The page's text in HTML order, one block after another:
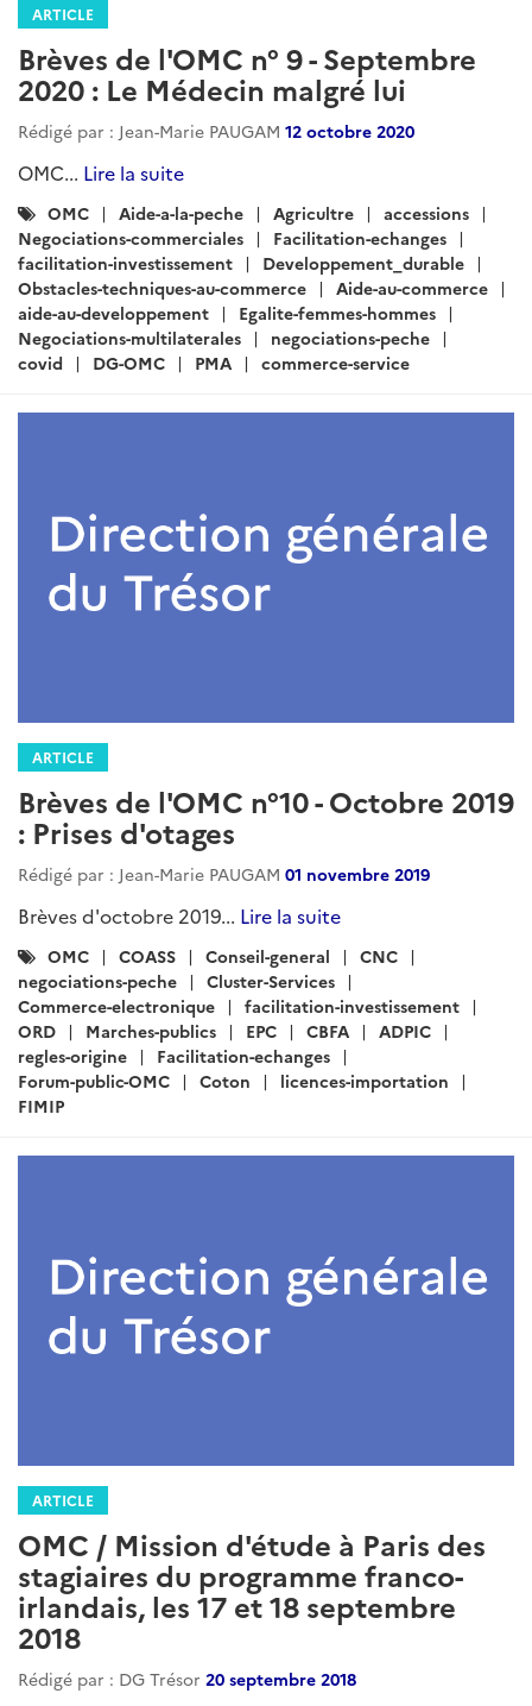
ARTICLE
Brèves de l'OMC n° 9 - Septembre
2020 : Le Médecin malgré lui
Rédigé par : Jean-Marie PAUGAM 12 octobre 2020
OMC... Lire la suite
Catégories
:
OMC Aide-a-la-peche Agricultre
accessions
Negociations-commerciales
Facilitation-echanges
facilitation-investissement
Developpement_durable
Obstacles-techniques-au-commerce
Aide-au-commerce
aide-au-developpement
Egalite-femmes-hommes
Negociations-multilaterales
negociations-peche
covid
DG-OMC PMA commerce-service
ARTICLE
Brèves de l'OMC n°10 - Octobre 2019
: Prises d'otages
Rédigé par : Jean-Marie PAUGAM 01 novembre 2019
Brèves d'octobre 2019... Lire la suite
Catégories
:
OMC COASS Conseil-general
CNC
negociations-peche
Cluster-Services
Commerce-electronique
facilitation-investissement
ORD
Marches-publics EPC CBFA
ADPIC
regles-origine
Facilitation-echanges
Forum-public-OMC
Coton
licences-importation
FIMIP
ARTICLE
OMC / Mission d'étude à Paris des
stagiaires du programme franco-
irlandais, les 17 et 18 septembre
2018
Rédigé par : DG Trésor 20 septembre 2018